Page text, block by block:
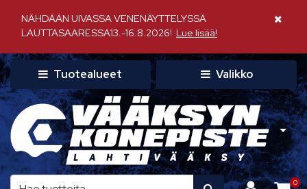
NÄHDÄÄN UIVASSA VENENÄYTTELYSSÄ
LAUTTASAARESSA13.-16.8.2026! Lue lisää!
Sulje
Tuotealueet Valikko
0